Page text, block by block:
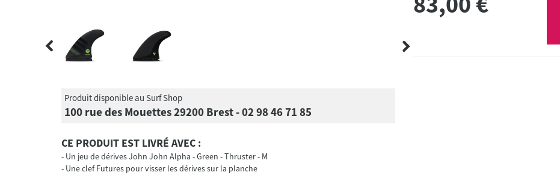
Produit disponible au Surf Shop
100 rue des Mouettes 29200 Brest - 02 98 46 71 85
CE PRODUIT EST LIVRÉ AVEC :
Un jeu de dérives John John Alpha - Green - Thruster - M
Une clef Futures pour visser les dérives sur la planche